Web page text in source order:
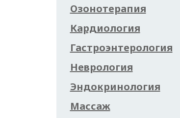
Озонотерапия
Кардиология
Гастроэнтерология
Неврология
Эндокринология
Массаж